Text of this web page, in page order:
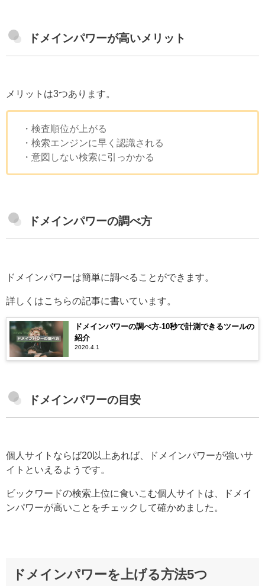
ドメインパワーが高いメリット
メリットは3つあります。
・検査順位が上がる
・検索エンジンに早く認識される
・意図しない検索に引っかかる
ドメインパワーの調べ方
ドメインパワーは簡単に調べることができます。
詳しくはこちらの記事に書いています。
ドメインパワーの調べ方-10秒で計測できるツールの
紹介
2020.4.1
ドメインパワーの目安
個人サイトならば20以上あれば、ドメインパワーが強いサ
イトといえるようです。
ビックワードの検索上位に食いこむ個人サイトは、ドメイ
ンパワーが高いことをチェックして確かめました。
ドメインパワーを上げる方法5つ